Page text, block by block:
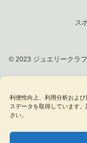
利便性向上、利用分析およ
スデータを取得しています。
さい。
ス
© 2023 ジュエリークラ
私達は、地方創生SDGs
私達は、（一社）日本ジュエリ